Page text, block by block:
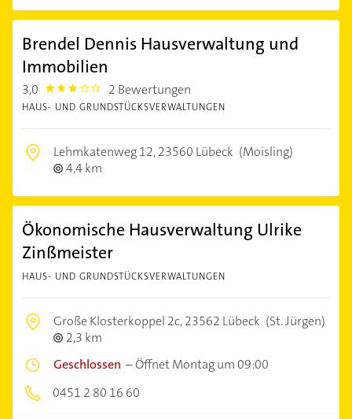
Brendel Dennis Hausverwaltung und
Immobilien
3,0 3.0 2 Bewertungen
HAUS- UND GRUNDSTÜCKSVERWALTUNGEN
Lehmkatenweg 12,23560 Lübeck (Moisling)
4,4 km
Ökonomische Hausverwaltung Ulrike
Zinßmeister
HAUS- UND GRUNDSTÜCKSVERWALTUNGEN
Große Klosterkoppel 2c,23562 Lübeck (St. Jürgen)
2,3 km
Geschlossen –Öffnet Montag um 09:00
0451 2 80 16 60